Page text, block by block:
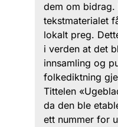
dem om bidrag.
tekstmaterialet
lokalt preg.
i verden at det
innsamling og
folkediktning
Tittelen
da den ble
ett nummer for